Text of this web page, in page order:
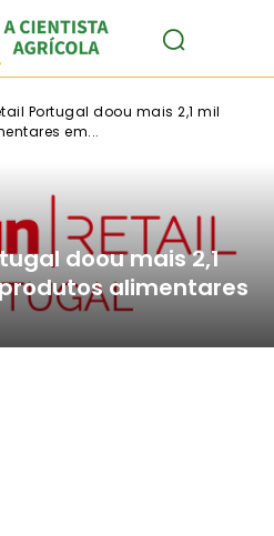
Portugal doou mais 2,1 mil
em...
doou mais 2,1
alimentares